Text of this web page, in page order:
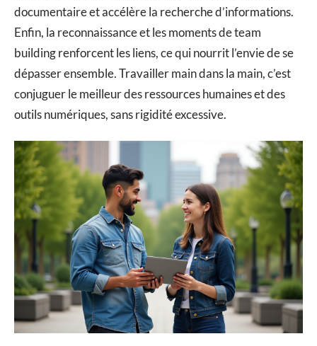
documentaire et accélère la recherche d’informations.
Enfin, la reconnaissance et les moments de team
building renforcent les liens, ce qui nourrit l’envie de se
dépasser ensemble. Travailler main dans la main, c’est
conjuguer le meilleur des ressources humaines et des
outils numériques, sans rigidité excessive.